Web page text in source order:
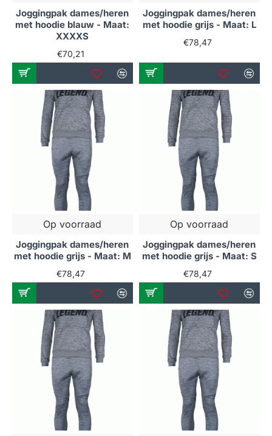
Joggingpak dames/heren
met hoodie blauw - Maat:
XXXXS
€70,21
Joggingpak dames/heren
met hoodie grijs - Maat: L
€78,47
Op voorraad
Joggingpak dames/heren
met hoodie grijs - Maat: M
€78,47
Op voorraad
Joggingpak dames/heren
met hoodie grijs - Maat: S
€78,47